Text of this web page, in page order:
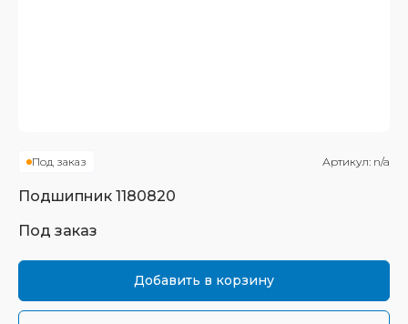
Под заказ Артикул: n/a
Подшипник 1180820
Под заказ
Добавить в корзину